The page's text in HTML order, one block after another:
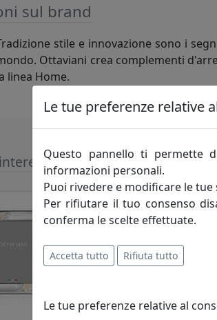
sul brand
stile e innovazione sono i
Ottaviani crea complementi
linea Home.
Le tue preferenze relative
Questo pannello ti permette
informazioni personali.
Puoi rivedere e modificare le
Per rifiutare il tuo consenso
conferma le scelte effettuate.
Accetta tutto Rifiuta tutto
Le tue preferenze relative al